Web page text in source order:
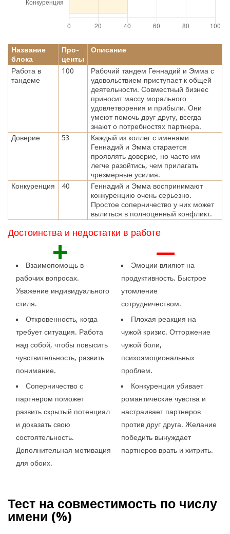
Название
блока
Про-
центы
Описание
Работа в
тандеме
100
Рабочий тандем Геннадий и Эмма с
удовольствием приступает к общей
деятельности. Совместный бизнес
приносит массу морального
удовлетворения и прибыли. Они
умеют помочь друг другу, всегда
знают о потребностях партнера.
Доверие
53
Каждый из коллег с именами
Геннадий и Эмма старается
проявлять доверие, но часто им
легче разойтись, чем прилагать
чрезмерные усилия.
Конкуренция
40
Геннадий и Эмма воспринимают
конкуренцию очень серьезно.
Простое соперничество у них может
вылиться в полноценный конфликт.
Достоинства и недостатки в работе
+
Взаимопомощь в
рабочих вопросах.
Уважение индивидуального
стиля.
Откровенность, когда
требует ситуация. Работа
над собой, чтобы повысить
чувствительность, развить
понимание.
Соперничество с
партнером поможет
развить скрытый потенциал
и доказать свою
состоятельность.
Дополнительная мотивация
для обоих.
—
Эмоции влияют на
продуктивность. Быстрое
утомление
сотрудничеством.
Плохая реакция на
чужой кризис. Отторжение
чужой боли,
психоэмоциональных
проблем.
Конкуренция убивает
романтические чувства и
настраивает партнеров
против друг друга. Желание
победить вынуждает
партнеров врать и хитрить.
Тест на совместимость по числу
имени (%)